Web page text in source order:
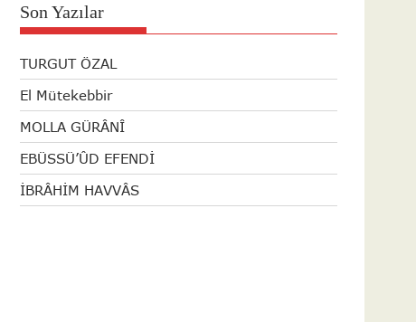
Son Yazılar
TURGUT ÖZAL
El Mütekebbir
MOLLA GÜRÂNÎ
EBÜSSÜ’ÛD EFENDİ
İBRÂHİM HAVVÂS